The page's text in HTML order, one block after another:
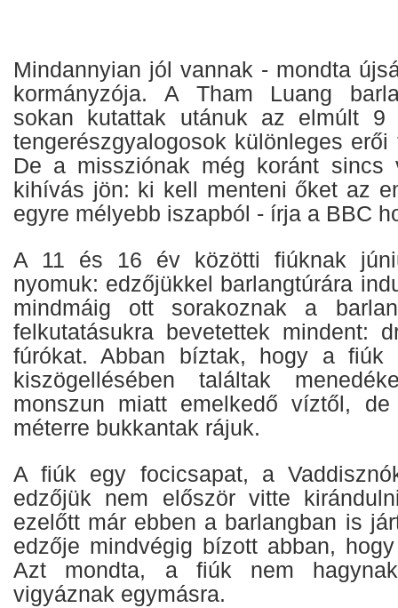
Mindannyian jól vannak - mondta
kormányzója. A Tham Luang
sokan kutattak utánuk az elmúlt 9
tengerészgyalogosok különleges
De a missziónak még koránt sincs
kihívás jön: ki kell menteni őket az
egyre mélyebb iszapból - írja a BBC
A 11 és 16 év közötti fiúknak
nyomuk: edzőjükkel barlangtúrára
mindmáig ott sorakoznak a
felkutatásukra bevetettek mindent:
fúrókat. Abban bíztak, hogy a fiúk
kiszögellésében találtak
monszun miatt emelkedő víztől,
méterre bukkantak rájuk.
A fiúk egy focicsapat, a
edzőjük nem először vitte
ezelőtt már ebben a barlangban is
edzője mindvégig bízott abban,
Azt mondta, a fiúk nem
vigyáznak egymásra.